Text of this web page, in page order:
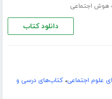
هوش اجتماعی
دانلود کتاب
علوم اجتماعی،کتاب‌های درسی و